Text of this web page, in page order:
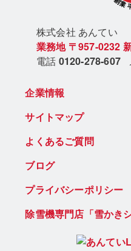
株式会社 あんてい
業務地 〒957-0232
電話 0120-278-607
企業情報
サイトマップ
よくあるご質問
ブログ
プライバシーポリシー
除雪機専門店「雪かき